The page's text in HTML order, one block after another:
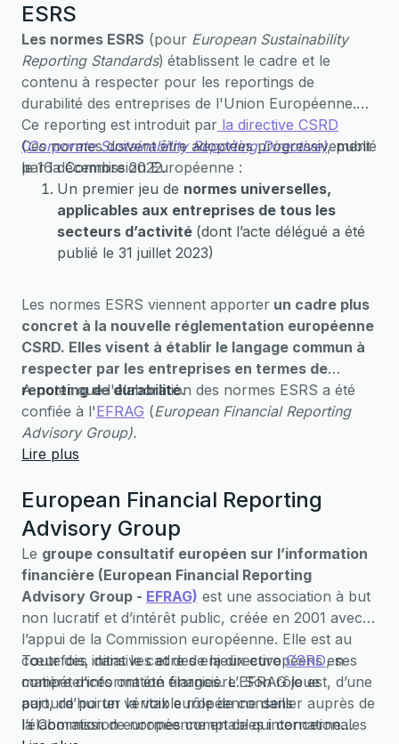
Faites le testdès maintenant grâce à l'outil
NosGestesClimat !
ESRS
Les normes ESRS (pour European Sustainability
Reporting Standards) établissent le cadre et le
contenu à respecter pour les reportings de
durabilité des entreprises de l'Union Européenne.
Ce reporting est introduit par la directive CSRD
(Corporate Sustainability Reporting Directive), publié
le 16 décembre 2022.
Ces normes doivent être adoptées progressivement
par la Commission Européenne :
Un premier jeu de normes universelles,
applicables aux entreprises de tous les
secteurs d’activité (dont l’acte délégué a été
publié le 31 juillet 2023)
Et enfin, des normes spécifiques applicables
aux PME cotées sur les marchés réglementés
Les normes ESRS viennent apporter un cadre plus
concret à la nouvelle réglementation européenne
CSRD. Elles visent à établir le langage commun à
respecter par les entreprises en termes de
reporting de durabilité.
A noter que l'élaboration des normes ESRS a été
confiée à l'EFRAG (European Financial Reporting
Advisory Group).
Lire plus
European Financial Reporting
Advisory Group
Le groupe consultatif européen sur l’information
financière (European Financial Reporting
Advisory Group - EFRAG) est une association à but
non lucratif et d’intérêt public, créée en 2001 avec
l’appui de la Commission européenne. Elle est au
cœur des initiatives et des enjeux européens en
matière d’information financière. Son rôle est, d’une
part, de porter la voix européenne dans
l’élaboration de normes comptables internationales
Toutefois, dans le cadre de la directiveCSRD, ses
compétences ont été élargies. L’EFRAG joue
aujourd’hui un véritable rôle de conseiller auprès de
la Commission européenne en ce qui concerne